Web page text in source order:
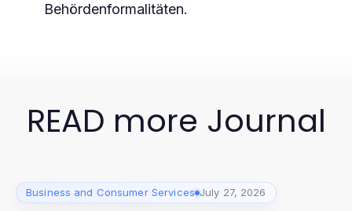
Behördenformalitäten.
READ more Journal
Business and Consumer Services July 27, 2026